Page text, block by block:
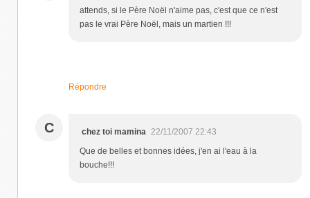
attends, si le Père Noël n'aime pas, c'est que ce n'est
pas le vrai Père Noël, mais un martien !!!
Répondre
C chez toi mamina 22/11/2007 22:43
Que de belles et bonnes idées, j'en ai l'eau à la
bouche!!!